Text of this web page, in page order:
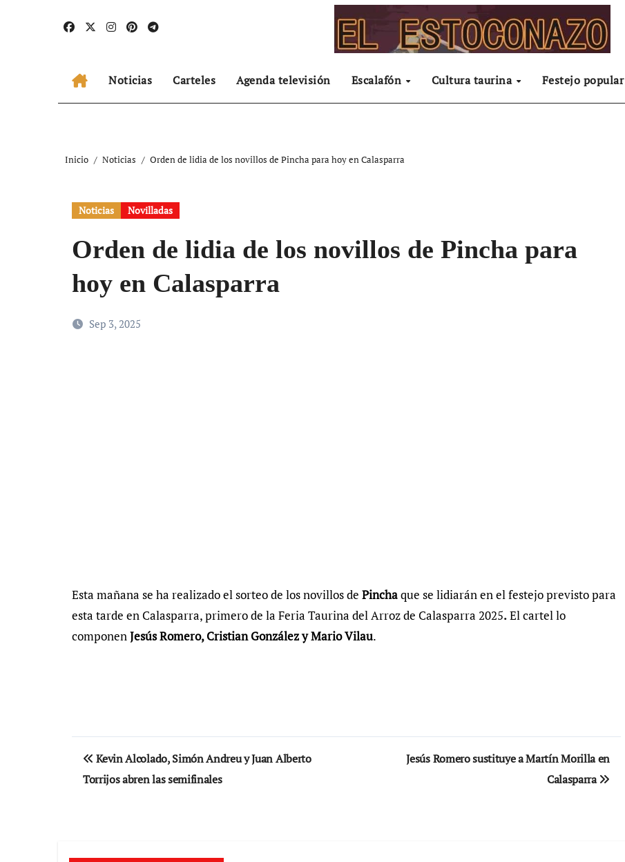
Noticias Carteles Agenda televisión Escalafón Cultura taurina Festejo popular
Inicio Noticias Orden de lidia de los novillos de Pincha para hoy en Calasparra
Noticias Novilladas
Orden de lidia de los novillos de Pincha para
hoy en Calasparra
Sep 3, 2025
Esta mañana se ha realizado el sorteo de los novillos de Pinchaque se lidiarán en el festejo previsto para
esta tarde en Calasparra, primero de la Feria Taurina del Arroz de Calasparra 2025.El cartel lo
componenJesús Romero, Cristian González y Mario Vilau.
Navegación
de
Kevin Alcolado, Simón Andreu y Juan Alberto
Torrijos abren las semifinales
Jesús Romero sustituye a Martín Morilla en
Calasparra